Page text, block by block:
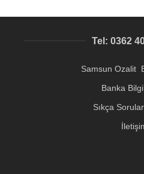
Tel: 0362
Samsun Ozalit
Banka
Sıkça